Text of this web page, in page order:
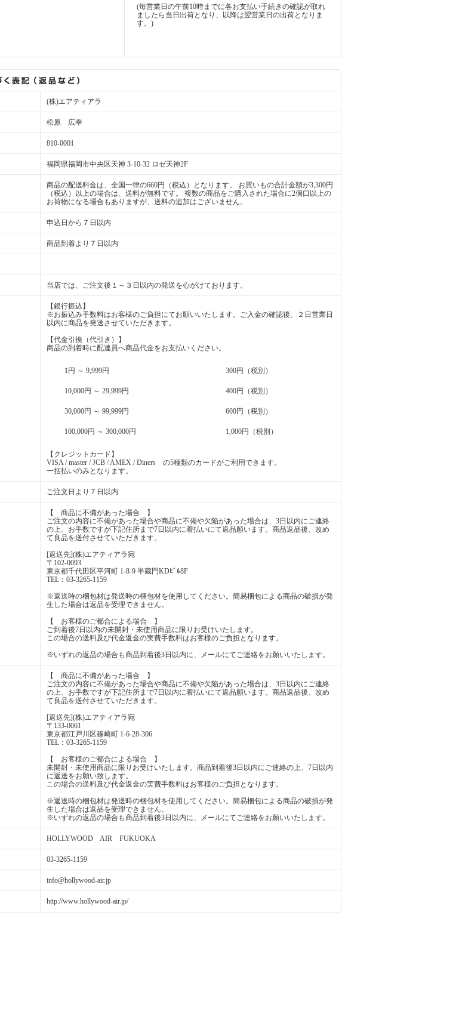
(毎営業日の午前10時までに各お支払い手続きの確認が取れ
ましたら当日出荷となり、以降は翌営業日の出荷となりま
す。)
(株)エアティアラ
松原 広幸
810-0001
福岡県福岡市中央区天神 3-10-32 ロゼ天神2F
商品の配送料金は、全国一律の660円（税込）となります。 お買いもの合計金額が3,300円
（税込）以上の場合は、送料が無料です。 複数の商品をご購入された場合に2個口以上の
お荷物になる場合もありますが、送料の追加はございません。
申込日から７日以内
商品到着より７日以内
当店では、ご注文後１～３日以内の発送を心がけております。
【銀行振込】
※お振込み手数料はお客様のご負担にてお願いいたします。ご入金の確認後、２日営業日
以内に商品を発送させていただきます。
【代金引換（代引き）】
商品の到着時に配達員へ商品代金をお支払いください。
1円 ～ 9,999円 300円（税別）
10,000円 ～ 29,999円 400円（税別）
30,000円 ～ 99,999円 600円（税別）
100,000円 ～ 300,000円 1,000円（税別）
【クレジットカード】
VISA / master / JCB / AMEX / Diners の5種類のカードがご利用できます。
一括払いのみとなります。
ご注文日より７日以内
【 商品に不備があった場合 】
ご注文の内容に不備があった場合や商品に不備や欠陥があった場合は、3日以内にご連絡
の上、お手数ですが下記住所まで7日以内に着払いにて返品願います。商品返品後、改め
て良品を送付させていただきます。
[返送先](株)エアティアラ宛
〒102-0093
東京都千代田区平河町 1-8-9 半蔵門KDﾋﾞﾙ8F
TEL：03-3265-1159
※返送時の梱包材は発送時の梱包材を使用してください。簡易梱包による商品の破損が発
生した場合は返品を受理できません。
【 お客様のご都合による場合 】
ご到着後7日以内の未開封・未使用商品に限りお受けいたします。
この場合の送料及び代金返金の実費手数料はお客様のご負担となります。
※いずれの返品の場合も商品到着後3日以内に、メールにてご連絡をお願いいたします。
【 商品に不備があった場合 】
ご注文の内容に不備があった場合や商品に不備や欠陥があった場合は、3日以内にご連絡
の上、お手数ですが下記住所まで7日以内に着払いにて返品願います。商品返品後、改め
て良品を送付させていただきます。
[返送先](株)エアティアラ宛
〒133-0061
東京都江戸川区篠崎町 1-6-28-306
TEL：03-3265-1159
【 お客様のご都合による場合 】
未開封・未使用商品に限りお受けいたします。商品到着後3日以内にご連絡の上、7日以内
に返送をお願い致します。
この場合の送料及び代金返金の実費手数料はお客様のご負担となります。
※返送時の梱包材は発送時の梱包材を使用してください。簡易梱包による商品の破損が発
生した場合は返品を受理できません。
※いずれの返品の場合も商品到着後3日以内に、メールにてご連絡をお願いいたします。
HOLLYWOOD AIR FUKUOKA
03-3265-1159
info@hollywood-air.jp
http://www.hollywood-air.jp/